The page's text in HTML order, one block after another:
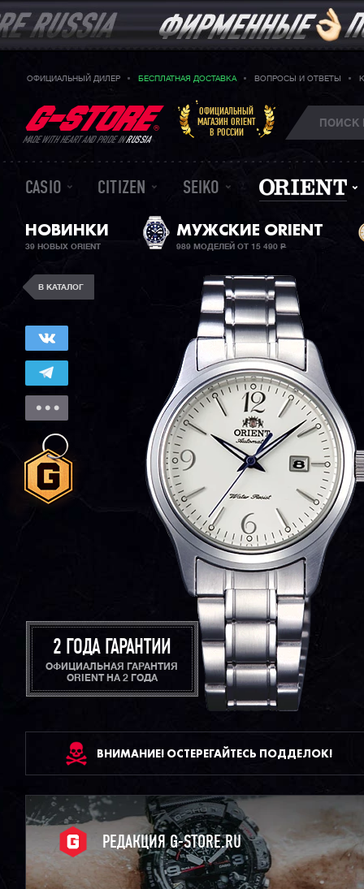
ОФИЦИАЛЬНЫЙ ДИЛЕР БЕСПЛАТНАЯ ДОСТАВКА ВОПРОСЫ И ОТВЕТЫ
MADE WITH HEART AND PRIDE INRUSSIA
ОФИЦИАЛЬНЫЙ
МАГАЗИН ORIENT
В РОССИИ
CASIO CITIZEN SEIKO
НОВИНКИ
39 НОВЫХ ORIENT
МУЖСКИЕ ORIENT
989 МОДЕЛЕЙ ОТ 15 490Р
В КАТАЛОГ
2 ГОДА ГАРАНТИИ
ОФИЦИАЛЬНАЯ ГАРАНТИЯ
ORIENT НА 2 ГОДА
ВНИМАНИЕ! ОСТЕРЕГАЙТЕСЬ ПОДДЕЛОК!
РЕДАКЦИЯ G-STORE.RU